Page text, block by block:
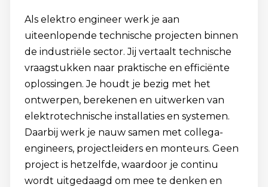
Als elektro engineer werk je aan
uiteenlopende technische projecten binnen
de industriële sector. Jij vertaalt technische
vraagstukken naar praktische en efficiënte
oplossingen. Je houdt je bezig met het
ontwerpen, berekenen en uitwerken van
elektrotechnische installaties en systemen.
Daarbij werk je nauw samen met collega-
engineers, projectleiders en monteurs. Geen
project is hetzelfde, waardoor je continu
wordt uitgedaagd om mee te denken en